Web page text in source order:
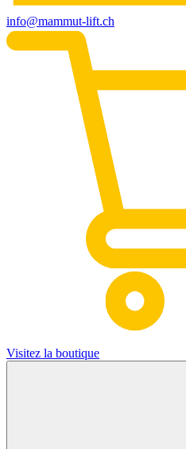
info@mammut-lift.ch
Visitez la boutique